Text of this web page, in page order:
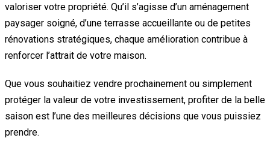
valoriser votre propriété. Qu’il s’agisse d’un aménagement
paysager soigné, d’une terrasse accueillante ou de petites
rénovations stratégiques, chaque amélioration contribue à
renforcer l’attrait de votre maison.
Que vous souhaitiez vendre prochainement ou simplement
protéger la valeur de votre investissement, profiter de la belle
saison est l’une des meilleures décisions que vous puissiez
prendre.